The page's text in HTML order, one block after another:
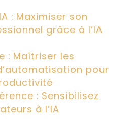
: Maximiser son
grâce à l’IA
: Maîtriser les
pour
: Sensibilisez
à l’IA